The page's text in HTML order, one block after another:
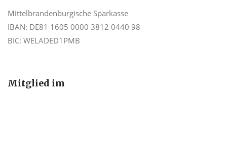
Mittelbrandenburgische Sparkasse
IBAN: DE81 1605 0000 3812 0440 98
BIC: WELADED1PMB
Mitglied im